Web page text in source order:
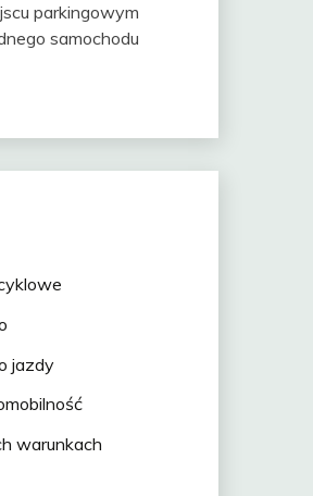
parkingowym
samochodu
jazdy
warunkach